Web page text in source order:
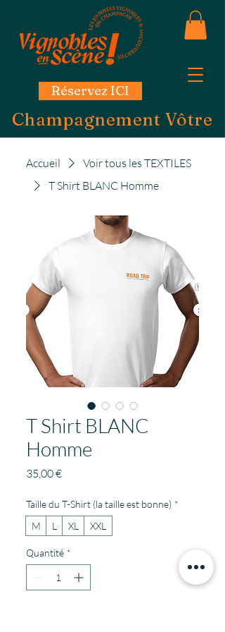
Réservez ICI
Champagnement Vôtre
Accueil
Voir tous les TEXTILES
T Shirt BLANC Homme
T Shirt BLANC
Homme
35,00 €Prix
Taille du T-Shirt (la taille est bonne) *
M
L XL XXL
Quantité *